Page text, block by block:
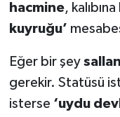
hacmine,
kuyruğu’
Eğer bir şey
gerekir. Statüsü
isterse ‘uydu